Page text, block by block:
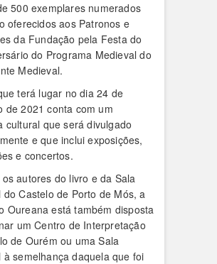
500 exemplares numerados
oferecidos aos Patronos e
da Fundação pela Festa do
do Programa Medieval do
Medieval.
terá lugar no dia 24 de
de 2021 conta com um
cultural que será divulgado
e que inclui exposições,
e concertos.
autores do livro e da Sala
do Castelo de Porto de Mós, a
Oureana está também disposta
um Centro de Interpretação
de Ourém ou uma Sala
à semelhança daquela que foi